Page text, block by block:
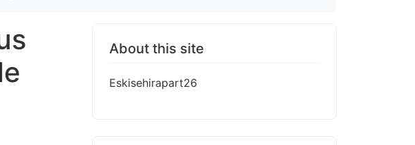
About this site
Eskisehirapart26